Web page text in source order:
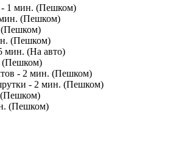
1 мин. (Пешком)
(Пешком)
(Пешком)
мин. (На авто)
(Пешком)
- 2 мин. (Пешком)
- 2 мин. (Пешком)
(Пешком)